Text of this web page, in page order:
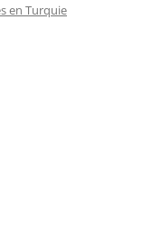
en Turquie